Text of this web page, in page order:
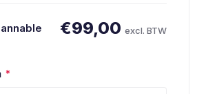
€99,00 excl. BTW
*